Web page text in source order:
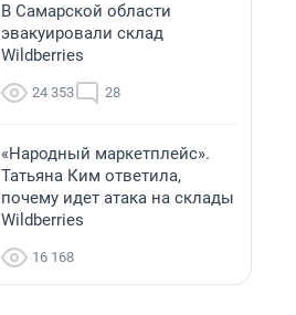
В Самарской области
эвакуировали склад
Wildberries
24 353 28
«Народный маркетплейс».
Татьяна Ким ответила,
почему идет атака на склады
Wildberries
16 168